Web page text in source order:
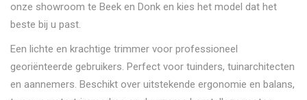
onze showroom te Beek en Donk en kies het model dat het
beste bij u past.
Een lichte en krachtige trimmer voor professioneel
georiënteerde gebruikers. Perfect voor tuinders, tuinarchitecten
en aannemers. Beschikt over uitstekende ergonomie en balans,